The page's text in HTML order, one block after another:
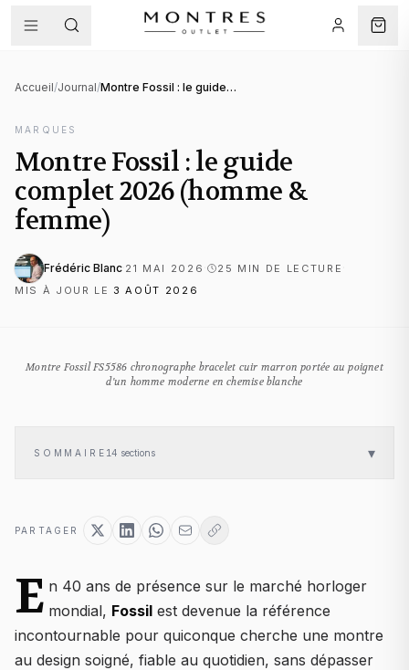
Accueil/Journal/ Montre Fossil : le guide complet 2026 (homme & femme)
MARQUES
Montre Fossil : le guide
complet 2026 (homme &
femme)
Frédéric Blanc 21 MAI 2026 25 MIN DE LECTURE
MIS À JOUR LE 3 AOÛT 2026
Montre Fossil FS5586 chronographe bracelet cuir marron portée au poignet
d'un homme moderne en chemise blanche
SOMMAIRE 14 sections ▾
PARTAGER
E n 40 ans de présence sur le marché horloger
mondial, Fossilest devenue la référence
incontournable pour quiconque cherche une montre
au design soigné, fiable au quotidien, sans dépasser